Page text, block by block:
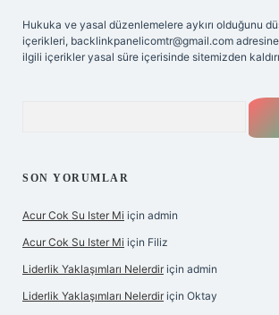
Hukuka ve yasal düzenlemelere aykırı olduğunu
içerikleri, backlinkpanelicomtr@gmail.com
ilgili içerikler yasal süre içerisinde sitemizden
SON YORUMLAR
Acur Cok Su Ister Mi için admin
Acur Cok Su Ister Mi için Filiz
Liderlik Yaklaşımları Nelerdir için admin
Liderlik Yaklaşımları Nelerdir için Oktay